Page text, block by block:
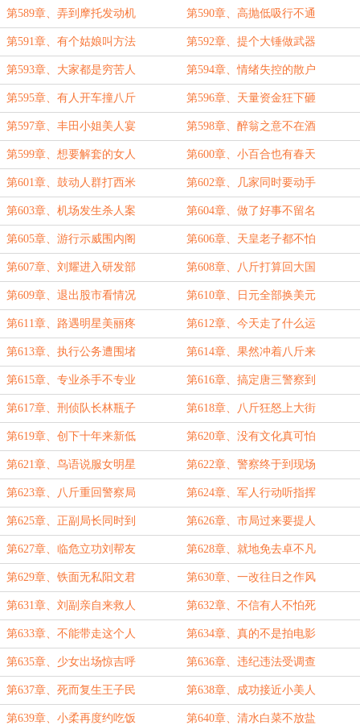
第589章、弄到摩托发动机 第590章、高抛低吸行不通
第591章、有个姑娘叫方法 第592章、提个大锤做武器
第593章、大家都是穷苦人 第594章、情绪失控的散户
第595章、有人开车撞八斤 第596章、天量资金狂下砸
第597章、丰田小姐美人宴 第598章、醉翁之意不在酒
第599章、想要解套的女人 第600章、小百合也有春天
第601章、鼓动人群打西米 第602章、几家同时要动手
第603章、机场发生杀人案 第604章、做了好事不留名
第605章、游行示威围内阁 第606章、天皇老子都不怕
第607章、刘耀进入研发部 第608章、八斤打算回大国
第609章、退出股市看情况 第610章、日元全部换美元
第611章、路遇明星美丽疼 第612章、今天走了什么运
第613章、执行公务遭围堵 第614章、果然冲着八斤来
第615章、专业杀手不专业 第616章、搞定唐三警察到
第617章、刑侦队长林瓶子 第618章、八斤狂怒上大街
第619章、创下十年来新低 第620章、没有文化真可怕
第621章、鸟语说服女明星 第622章、警察终于到现场
第623章、八斤重回警察局 第624章、军人行动听指挥
第625章、正副局长同时到 第626章、市局过来要提人
第627章、临危立功刘帮友 第628章、就地免去卓不凡
第629章、铁面无私阳文君 第630章、一改往日之作风
第631章、刘副亲自来救人 第632章、不信有人不怕死
第633章、不能带走这个人 第634章、真的不是拍电影
第635章、少女出场惊吉呼 第636章、违纪违法受调查
第637章、死而复生王子民 第638章、成功接近小美人
第639章、小柔再度约吃饭 第640章、清水白菜不放盐